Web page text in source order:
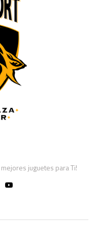
juguetes para Ti!